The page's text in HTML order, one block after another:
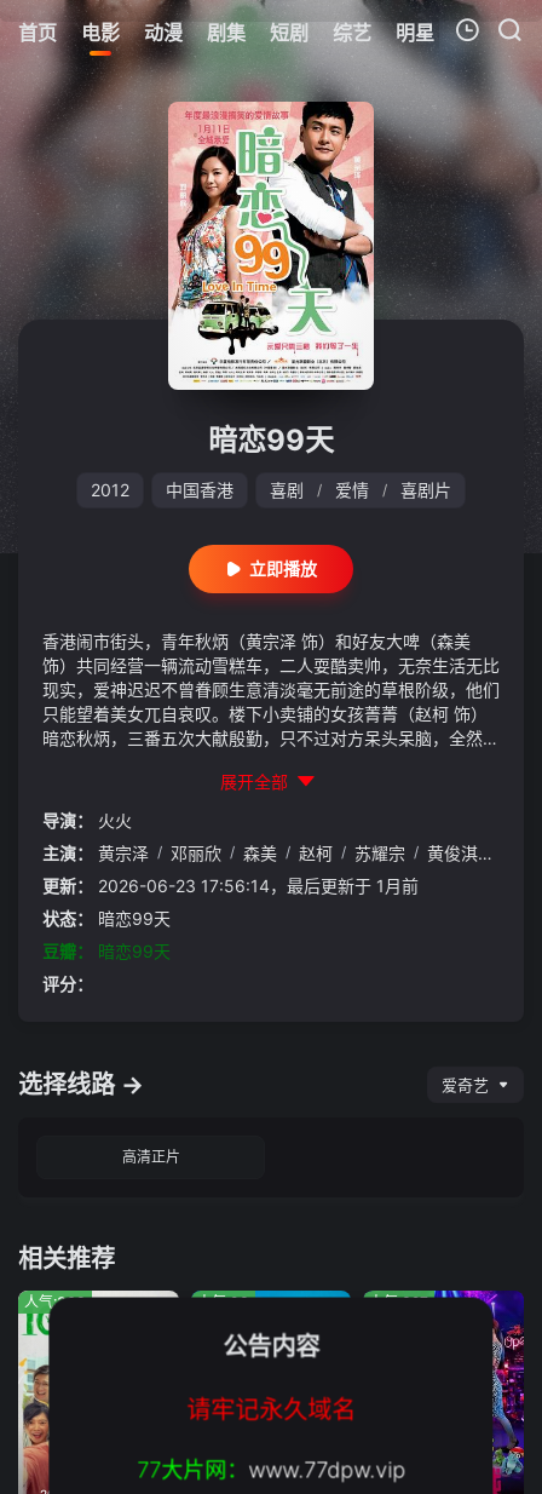
首页 电影 动漫 剧集 短剧 综艺 明星 周表
我的观影记录
暂无观看影片的记录
暗恋99天
2012 中国香港 喜剧 / 爱情 / 喜剧片
立即播放
香港闹市街头，青年秋炳（黄宗泽 饰）和好友大啤（森美
饰）共同经营一辆流动雪糕车，二人耍酷卖帅，无奈生活无比
现实，爱神迟迟不曾眷顾生意清淡毫无前途的草根阶级，他们
只能望着美女兀自哀叹。楼下小卖铺的女孩菁菁（赵柯 饰）
暗恋秋炳，三番五次大献殷勤，只不过对方呆头呆脑，全然不
展开全部
导演：
火火
主演：
黄宗泽 / 邓丽欣 / 森美 / 赵柯 / 苏耀宗 / 黄俊淇
更新：
2026-06-23 17:56:14，最后更新于 1月前
状态：
暗恋99天
豆瓣：
暗恋99天
评分：
选择线路 → 爱奇艺
高清正片
相关推荐
人气:363 人气:93 人气:327
公告内容
请牢记永久域名
77大片网： www.77dpw.vip